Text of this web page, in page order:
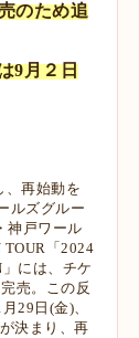
のため追
9月２日
、再始動を
ルズグルー
神戸ワール
TOUR「2024
には、チケ
売。この反
29日(金)、
決まり、再